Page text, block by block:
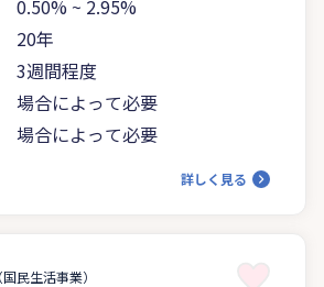
0.50% ~ 2.95%
20年
3週間程度
場合によって必要
場合によって必要
詳しく見る
民生活事業）